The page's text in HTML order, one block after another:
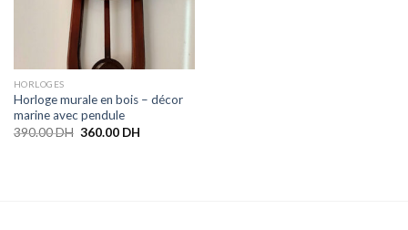
HORLOGES
Horloge murale en bois – décor
marine avec pendule
390.00DH 360.00 DH